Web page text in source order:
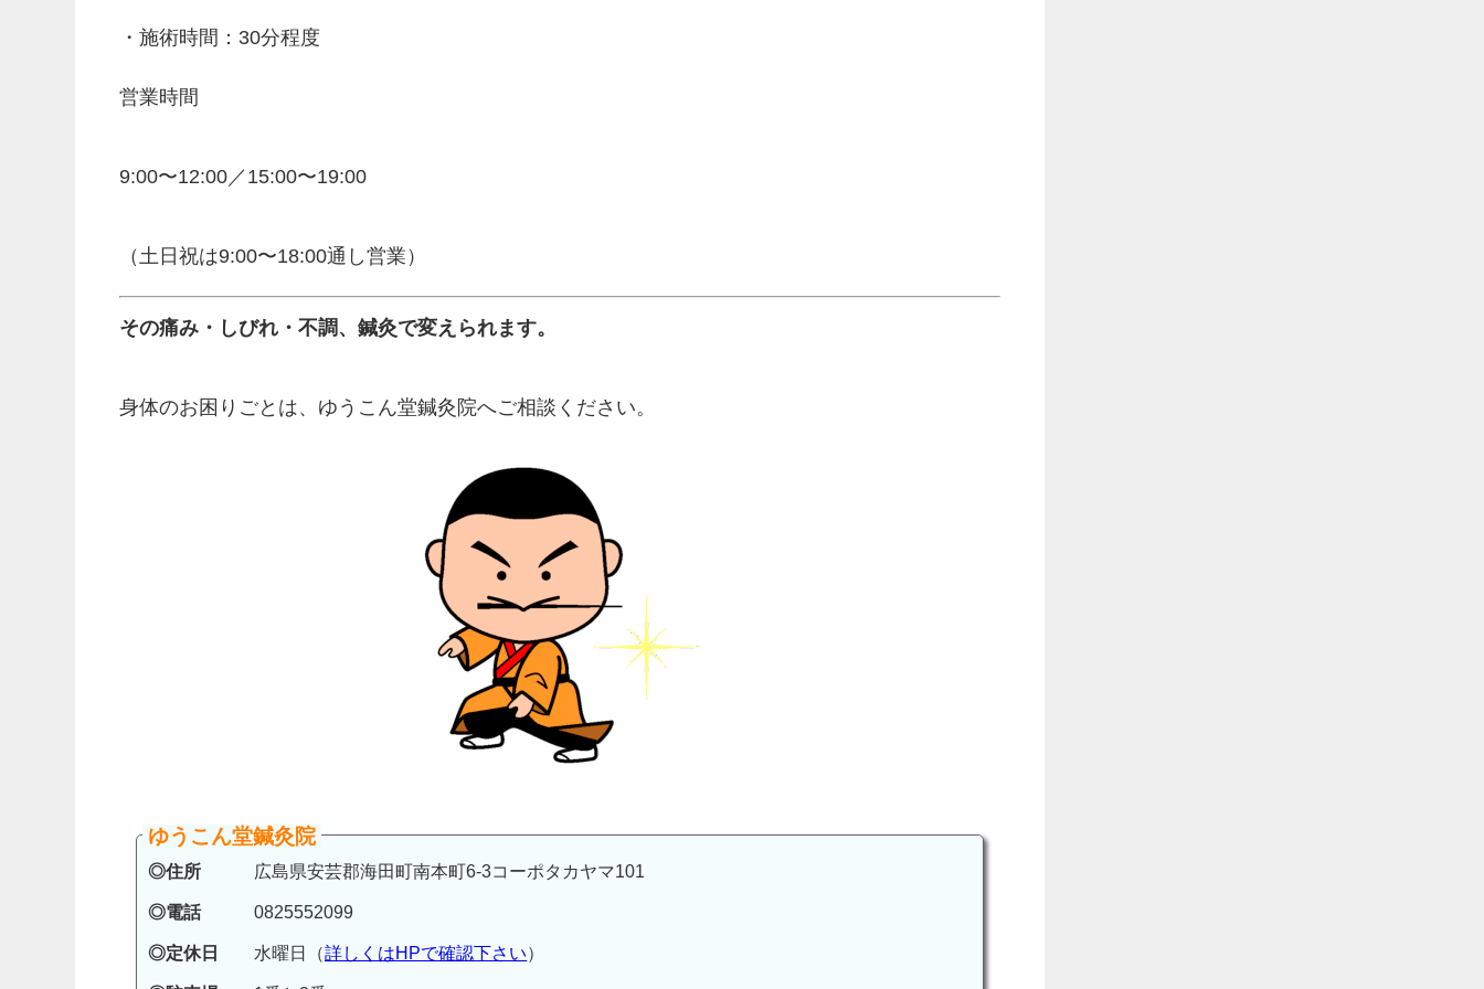
・施術時間：30分程度
営業時間
9:00〜12:00／15:00〜19:00
（土日祝は9:00〜18:00通し営業）
その痛み・しびれ・不調、鍼灸で変えられます。
身体のお困りごとは、ゆうこん堂鍼灸院へご相談ください。
ゆうこん堂鍼灸院
◎住所 広島県安芸郡海田町南本町6-3コーポタカヤマ101
◎電話0825552099
◎定休日 水曜日（詳しくはHPで確認下さい）